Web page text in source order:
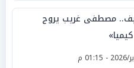
مصطفى غريب يروج